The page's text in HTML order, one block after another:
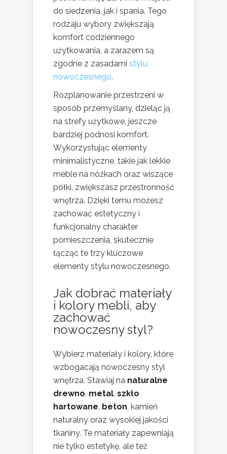
do siedzenia, jak i spania. Tego
rodzaju wybory zwiększają
komfort codziennego
użytkowania, a zarazem są
zgodne z zasadami stylu
nowoczesnego.
Rozplanowanie przestrzeni w
sposób przemyślany, dzieląc ją
na strefy użytkowe, jeszcze
bardziej podnosi komfort.
Wykorzystując elementy
minimalistyczne, takie jak lekkie
meble na nóżkach oraz wiszące
półki, zwiększasz przestronność
wnętrza. Dzięki temu możesz
zachować estetyczny i
funkcjonalny charakter
pomieszczenia, skutecznie
łącząc te trzy kluczowe
elementy stylu nowoczesnego.
Jak dobrać materiały
i kolory mebli, aby
zachować
nowoczesny styl?
Wybierz materiały i kolory, które
wzbogacają nowoczesny styl
wnętrza. Stawiaj na naturalne
drewno, metal, szkło
hartowane, beton, kamień
naturalny oraz wysokiej jakości
tkaniny. Te materiały zapewniają
nie tylko estetykę, ale też